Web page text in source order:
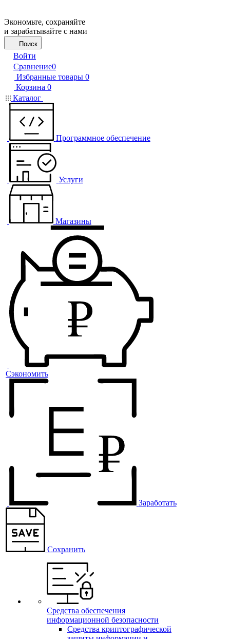
Экономьте, сохраняйте
и зарабатывайте с нами
Поиск
Войти
Сравнение0
Избранные товары 0
Корзина 0
Каталог
Программное обеспечение
Услуги
Магазины
Сэкономить
Заработать
Сохранить
Средства обеспечения
информационной безопасности
Средства криптографической